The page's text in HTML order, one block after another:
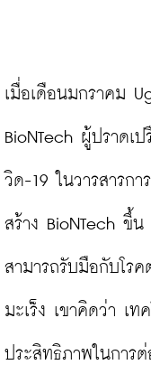
เมื่อเดือนมกราคม
BioNTech ผู้ปราดเ
วิด-19 ในวารสารก
สร้าง BioNTech ขึ้น
สามารถรับมือกับโรค
มะเร็ง เขาคิดว่า เ
ประสิทธิภาพในการต่